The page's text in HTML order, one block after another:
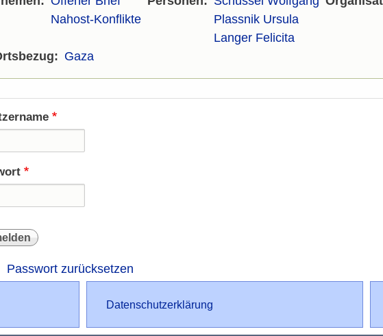
Nahost-Konflikte
Plassnik Ursula
Langer Felicita
Gaza
Passwort zurücksetzen
Datenschutz
Datenschutzerklärung